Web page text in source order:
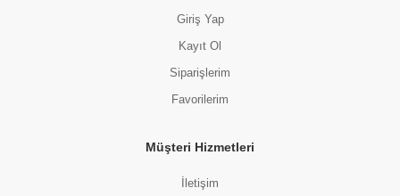
Giriş Yap
Kayıt Ol
Siparişlerim
Favorilerim
Müşteri Hizmetleri
İletişim